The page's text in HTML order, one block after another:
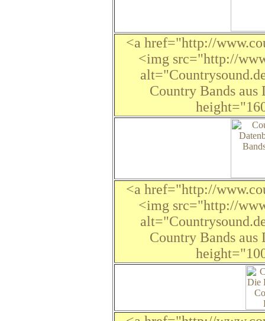
<a href="http://
<img src="http://
Country Bands
<a href="http://
<img src="http://
Country Bands